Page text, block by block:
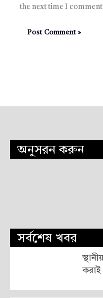
the next time I
অনুসরন করুন
সর্বশেষ খবর
করাই